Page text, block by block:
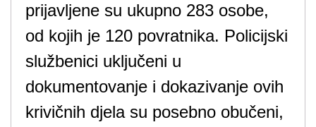
prijavljene su ukupno 283 osobe,
od kojih je 120 povratnika. Policijski
službenici uključeni u
dokumentovanje i dokazivanje ovih
krivičnih djela su posebno obučeni,